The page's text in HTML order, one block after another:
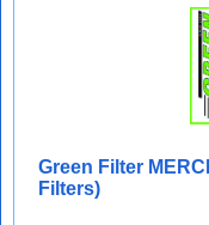
Green Filter
Filters)